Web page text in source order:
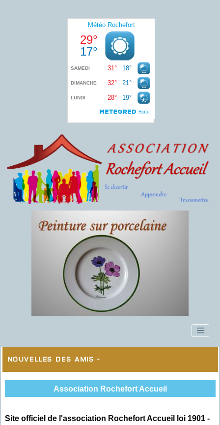
Nouvelles des Amis -
Association Rochefort Accueil
Site officiel de l'association Rochefort Accueil loi 1901 -